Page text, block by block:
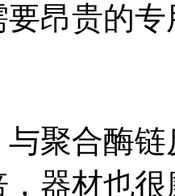
昂贵的
聚合酶
器材也